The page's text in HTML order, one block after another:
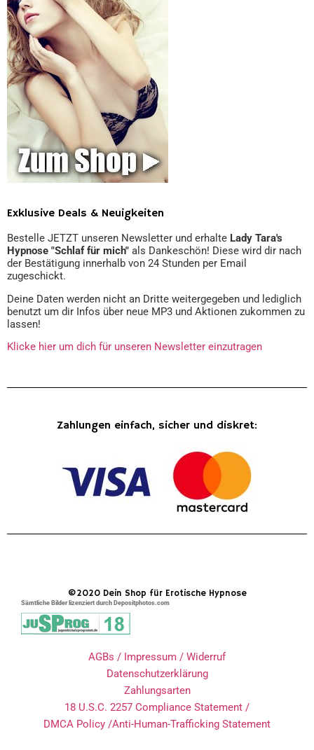
Exklusive Deals & Neuigkeiten
Bestelle JETZT unseren Newsletter und erhalte Lady Tara's
Hypnose "Schlaf für mich" als Dankeschön! Diese wird dir nach
der Bestätigung innerhalb von 24 Stunden per Email
zugeschickt.
Deine Daten werden nicht an Dritte weitergegeben und lediglich
benutzt um dir Infos über neue MP3 und Aktionen zukommen zu
lassen!
Klicke hier um dich für unseren Newsletter einzutragen
Zahlungen einfach, sicher und diskret:
©2020 Dein Shop für Erotische Hypnose
Sämtliche Bilder lizenziert durch Depositphotos.com
AGBs / Impressum / Widerruf
Datenschutzerklärung
Zahlungsarten
18 U.S.C. 2257 Compliance Statement /
DMCA Policy /Anti-Human-Trafficking Statement